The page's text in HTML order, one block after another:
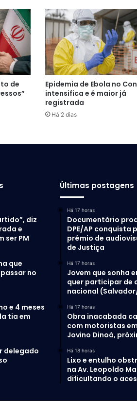
de
Epidemia de Ebola no
intensifica e é maior já
registrada
Há 2 dias
diz
e
ser PM
que
no
e 4 meses
tia em
delegado
Últimas postagens
Há 17 horas
Documentário
DPE/AP conquista
prêmio de
de Justiça
Há 17 horas
Jovem que sonha
quer participar de
nacional
Há 17 horas
Obra inacabada
com motoristas
Jovino Dinoá,
Há 18 horas
Lixo e entulho
na Av. Leopoldo
dificultando o